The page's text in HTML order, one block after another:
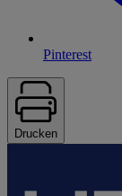
Pinterest
Drucken